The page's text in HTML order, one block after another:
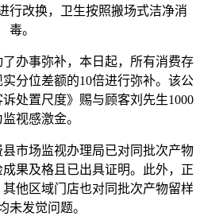
行改换，卫生按照搬场式洁净消
毒。
事弥补，本日起，所有消费存
分位差额的10倍进行弥补。该公
处置尺度》赐与顾客刘先生1000
视感激金。
场监视办理局已对同批次产物
果及格且已出具证明。此外，正
他区域门店也对同批次产物留样
未发觉问题。